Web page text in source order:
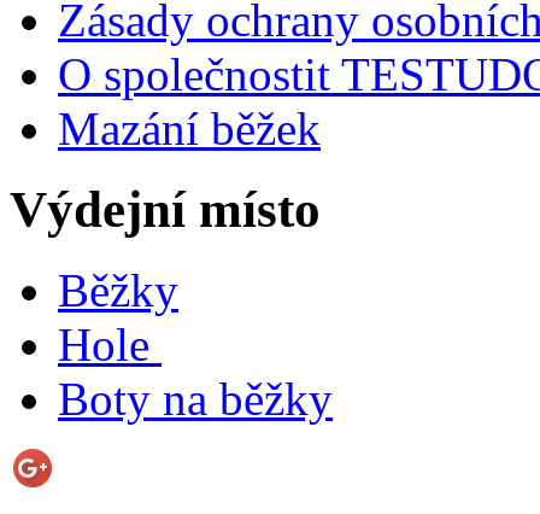
Zásady ochrany
O společnostit
Mazání běžek
Výdejní místo
Běžky
Hole
Boty na běžky